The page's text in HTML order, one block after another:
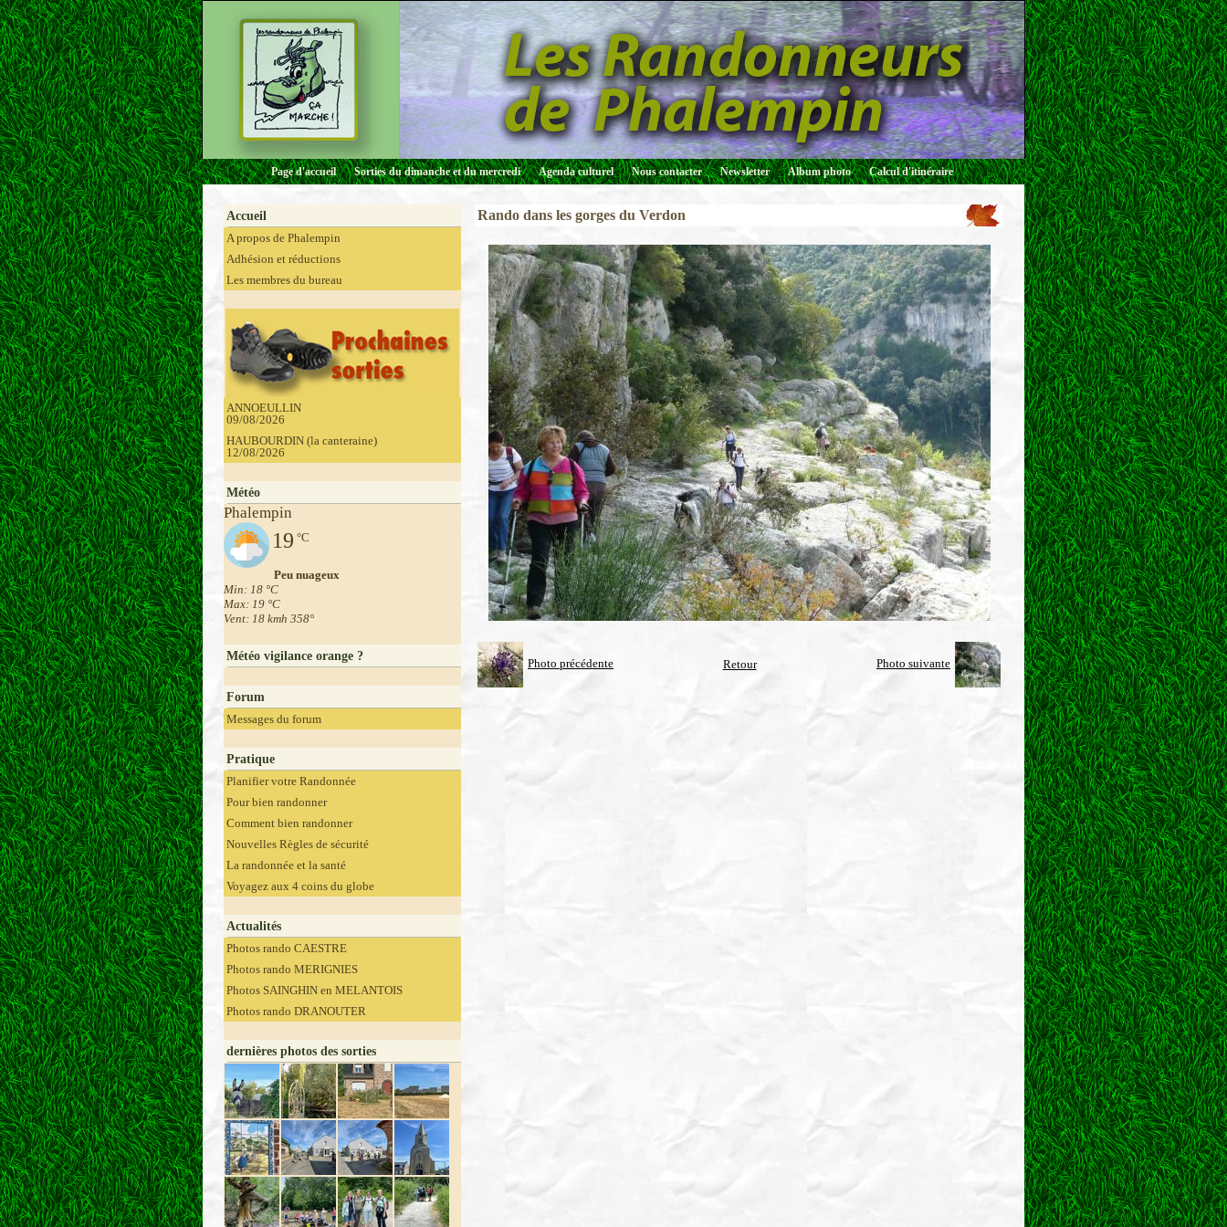
Page d'accueil Sorties du dimanche et du mercredi Agenda culturel Nous contacter Newsletter Album photo Calcul d'itinéraire
Accueil
A propos de Phalempin
Adhésion et réductions
Les membres du bureau
ANNOEULLIN
09/08/2026
HAUBOURDIN (la canteraine)
12/08/2026
Météo
Phalempin
19 °C
Peu nuageux
Min: 18 °C
Max: 19 °C
Vent: 18 kmh 358°
Météo vigilance orange ?
Forum
Messages du forum
Pratique
Planifier votre Randonnée
Pour bien randonner
Comment bien randonner
Nouvelles Règles de sécurité
La randonnée et la santé
Voyagez aux 4 coins du globe
Actualités
Photos rando CAESTRE
Photos rando MERIGNIES
Photos SAINGHIN en MELANTOIS
Photos rando DRANOUTER
dernières photos des sorties
Rando dans les gorges du Verdon
Photo précédente Retour Photo suivante